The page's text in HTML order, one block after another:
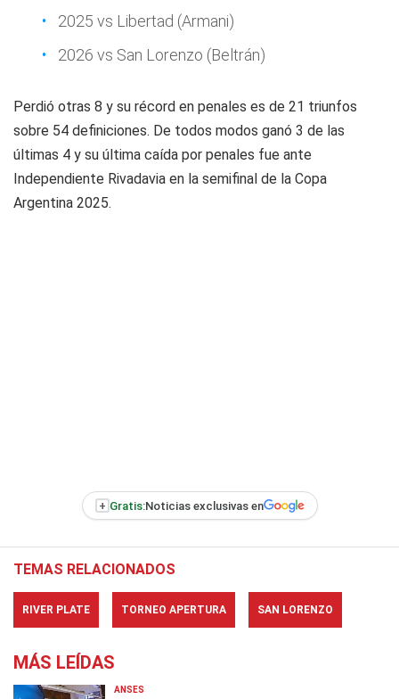
2025 vs Libertad (Armani)
2026 vs San Lorenzo (Beltrán)
Perdió otras 8 y su récord en penales es de 21 triunfos
sobre 54 definiciones. De todos modos ganó 3 de las
últimas 4 y su última caída por penales fue ante
Independiente Rivadavia en la semifinal de la Copa
Argentina 2025.
+ Gratis:Noticias exclusivas en
TEMAS RELACIONADOS
RIVER PLATE TORNEO APERTURA SAN LORENZO
MÁS LEÍDAS
ANSES